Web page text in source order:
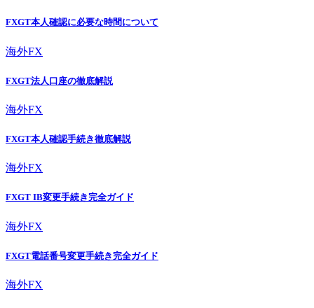
FXGT本人確認に必要な時間について
海外FX
FXGT法人口座の徹底解説
海外FX
FXGT本人確認手続き徹底解説
海外FX
FXGT IB変更手続き完全ガイド
海外FX
FXGT電話番号変更手続き完全ガイド
海外FX